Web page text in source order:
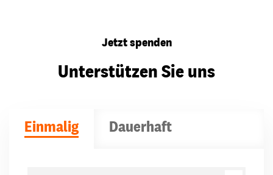
Jetzt spenden
Unterstützen Sie uns
Einmalig Dauerhaft